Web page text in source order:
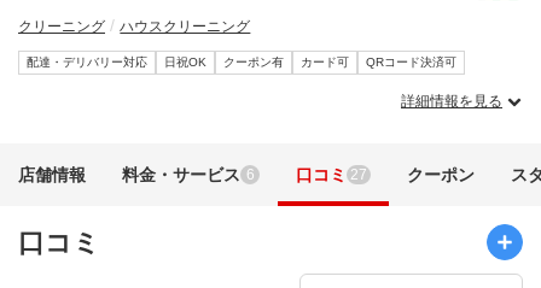
クリーニング ハウスクリーニング
配達・デリバリー対応 日祝OK クーポン有 カード可 QRコード決済可
詳細情報を見る
店舗情報 料金・サービス 6 口コミ 27 クーポン ス
口コミ